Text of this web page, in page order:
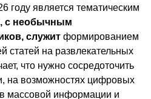
году является тематическим
с необычным
служит формированием
статей на развлекательных
что нужно сосредоточить
на возможностях цифровых
массовой информации и